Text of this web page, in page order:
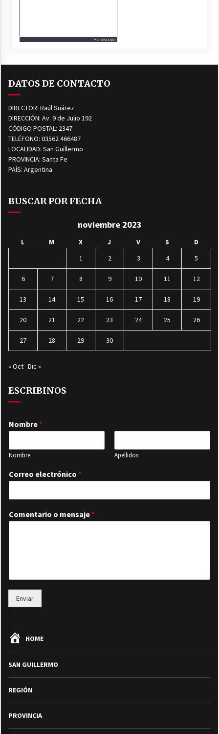
Horoscopo
DATOS DE CONTACTO
DIRECTOR: Raúl Suárez
DIRECCIÓN: Av. 9 de Julio 192
CÓDIGO POSTAL: 2347
TELÉFONO: 03562 466487
LOCALIDAD: San Guillermo
PROVINCIA: Santa Fe
PAÍS: Argentina
BUSCAR POR FECHA
noviembre 2023
L M X J V S
D
1
2 3 4 5
6 7 8 9 10 11 12
13 14 15 16 17 18 19
20 21 22 23 24 25 26
27 28 29 30
« Oct Dic »
ESCRIBINOS
Nombre *
Nombre Apellidos
Correo electrónico *
Comentario o mensaje *
Enviar
HOME
SAN GUILLERMO
REGIÓN
PROVINCIA